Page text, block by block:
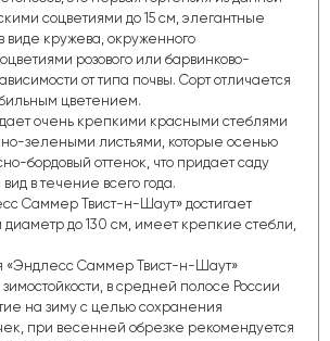
соцветиями до 15 см, элегантные
виде кружева, окруженного
розового или барвинково-
от типа почвы. Сорт отличается
цветением.
очень крепкими красными стеблями
зелеными листьями, которые осенью
бордовый оттенок, что придает саду
в течение всего года.
Саммер Твист-н-Шаут» достигает
диаметр до 130 см, имеет крепкие стебли,
«Эндлесс Саммер Твист-н-Шаут»
в средней полосе России
на зиму с целью сохранения
при весенней обрезке рекомендуется